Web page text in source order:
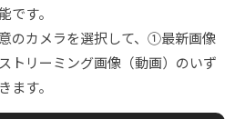
です。
のカメラを選択して、①最新画像
リーミング画像（動画）のいず
ます。